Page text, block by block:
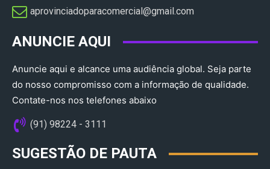
aprovinciadoparacomercial@gmail.com​
ANUNCIE AQUI
Anuncie aqui e alcance uma audiência global. Seja parte
do nosso compromisso com a informação de qualidade.
Contate-nos nos telefones abaixo
(91) 98224 - 3111
SUGESTÃO DE PAUTA